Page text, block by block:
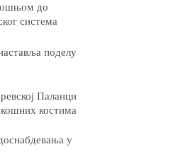
до
система
поделу
Паланци
костима
у